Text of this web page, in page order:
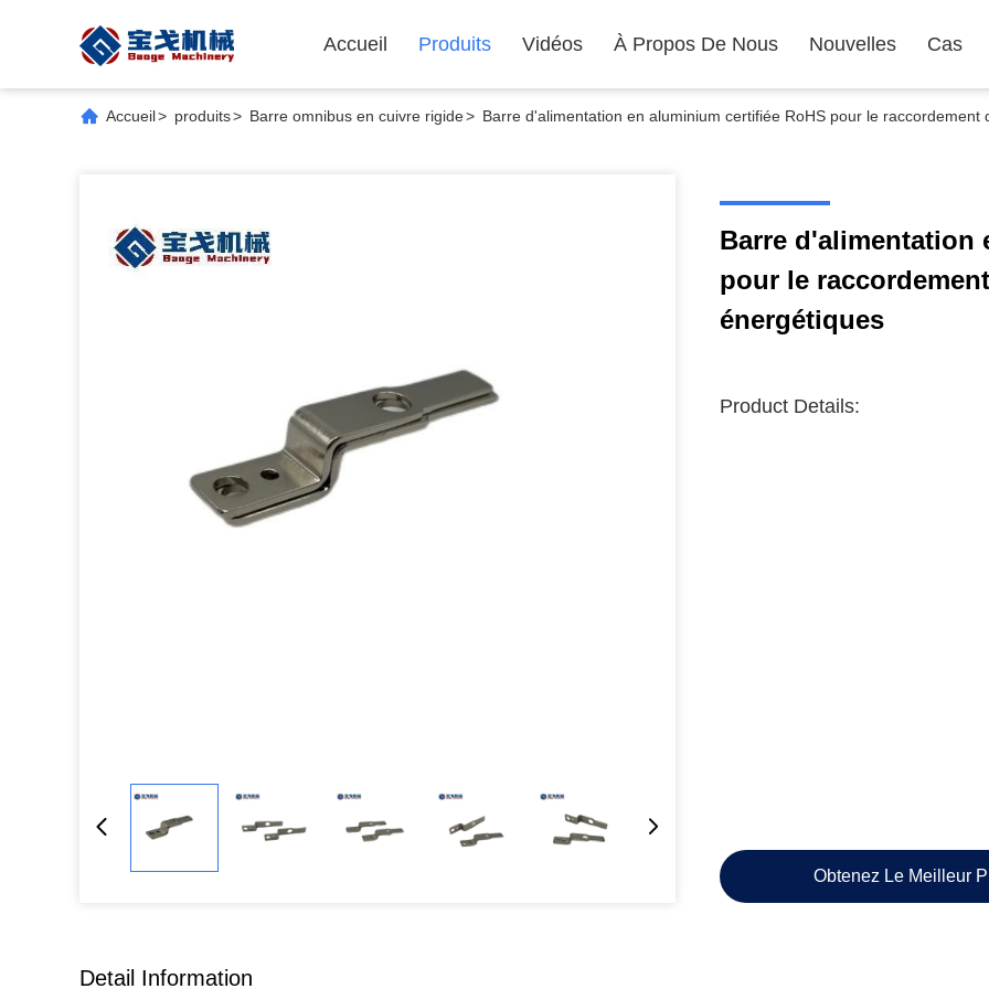
Accueil Produits Vidéos À Propos De Nous Nouvelles Cas
Accueil> produits> Barre omnibus en cuivre rigide> Barre d'alimentation en aluminium certifiée RoHS pour le
Barre d'alimentation
pour le
énergétiques
Product Details:
Obtenez Le Meilleur
Detail Information